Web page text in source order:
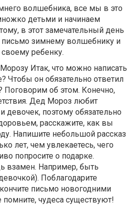
волшебника, все мы в это
детьми и начинаем
в этот замечательный день
письмо зимнему волшебнику и
своему ребенку.
Итак, что можно написать
Чтобы он обязательно ответил
Поговорим об этом. Конечно,
Дед Мороз любит
поэтому обязательно
расскажите, как вы
Напишите небольшой рассказ
лет, чем увлекаетесь, чего
попросите о подарке.
взамен. Например, быть
Поблагодарите
письмо новогодними
чудеса существуют!